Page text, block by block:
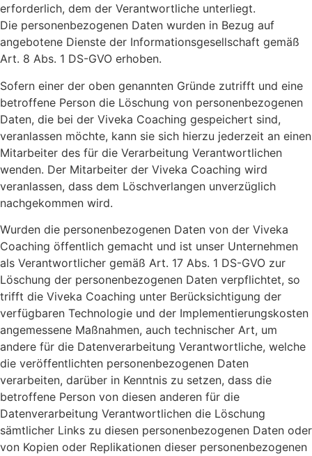
erforderlich, dem der Verantwortliche unterliegt.
Die personenbezogenen Daten wurden in Bezug auf
angebotene Dienste der Informationsgesellschaft gemäß
Art. 8 Abs. 1 DS-GVO erhoben.
Sofern einer der oben genannten Gründe zutrifft und eine
betroffene Person die Löschung von personenbezogenen
Daten, die bei der Viveka Coaching gespeichert sind,
veranlassen möchte, kann sie sich hierzu jederzeit an einen
Mitarbeiter des für die Verarbeitung Verantwortlichen
wenden. Der Mitarbeiter der Viveka Coaching wird
veranlassen, dass dem Löschverlangen unverzüglich
nachgekommen wird.
Wurden die personenbezogenen Daten von der Viveka
Coaching öffentlich gemacht und ist unser Unternehmen
als Verantwortlicher gemäß Art. 17 Abs. 1 DS-GVO zur
Löschung der personenbezogenen Daten verpflichtet, so
trifft die Viveka Coaching unter Berücksichtigung der
verfügbaren Technologie und der Implementierungskosten
angemessene Maßnahmen, auch technischer Art, um
andere für die Datenverarbeitung Verantwortliche, welche
die veröffentlichten personenbezogenen Daten
verarbeiten, darüber in Kenntnis zu setzen, dass die
betroffene Person von diesen anderen für die
Datenverarbeitung Verantwortlichen die Löschung
sämtlicher Links zu diesen personenbezogenen Daten oder
von Kopien oder Replikationen dieser personenbezogenen